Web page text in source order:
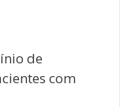
de
com